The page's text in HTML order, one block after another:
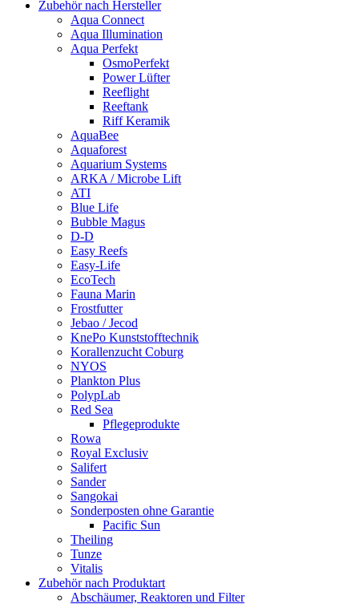
Zubehör nach Hersteller
Aqua Connect
Aqua Illumination
Aqua Perfekt
OsmoPerfekt
Power Lüfter
Reeflight
Reeftank
Riff Keramik
AquaBee
Aquaforest
Aquarium Systems
ARKA / Microbe Lift
ATI
Blue Life
Bubble Magus
D-D
Easy Reefs
Easy-Life
EcoTech
Fauna Marin
Frostfutter
Jebao / Jecod
KnePo Kunststofftechnik
Korallenzucht Coburg
NYOS
Plankton Plus
PolypLab
Red Sea
Pflegeprodukte
Rowa
Royal Exclusiv
Salifert
Sander
Sangokai
Sonderposten ohne Garantie
Pacific Sun
Theiling
Tunze
Vitalis
Zubehör nach Produktart
Abschäumer, Reaktoren und Filter